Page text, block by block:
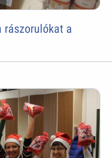
rászorulókat a